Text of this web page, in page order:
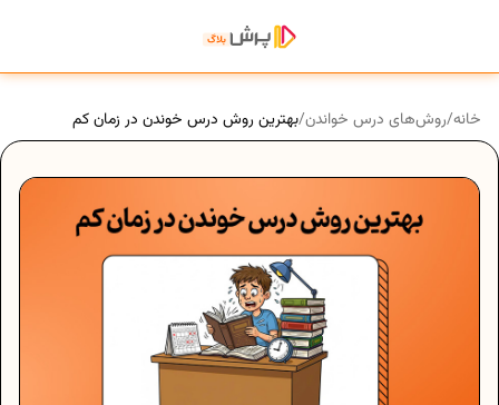
خانه/روش‌های درس خواندن/بهترین روش درس خوندن در زمان کم